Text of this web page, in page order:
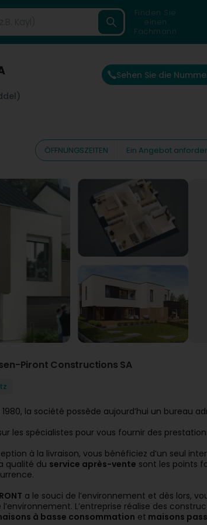
Finden Sie
einen
Fachmann
Sehen Sie die
ÖFFNUNGSZEITEN Ein Angebot
Piront Constructions SA
1980, la société possède aujourd’hui un bureau
les spécialistes pour vous fournir des
à la livraison, vous bénéficiez d’un seul
qualité du service après-vente sont les points
a le souci de l’environnement et dès lors,
L’entreprise réalise des
à basse consommation et maisons